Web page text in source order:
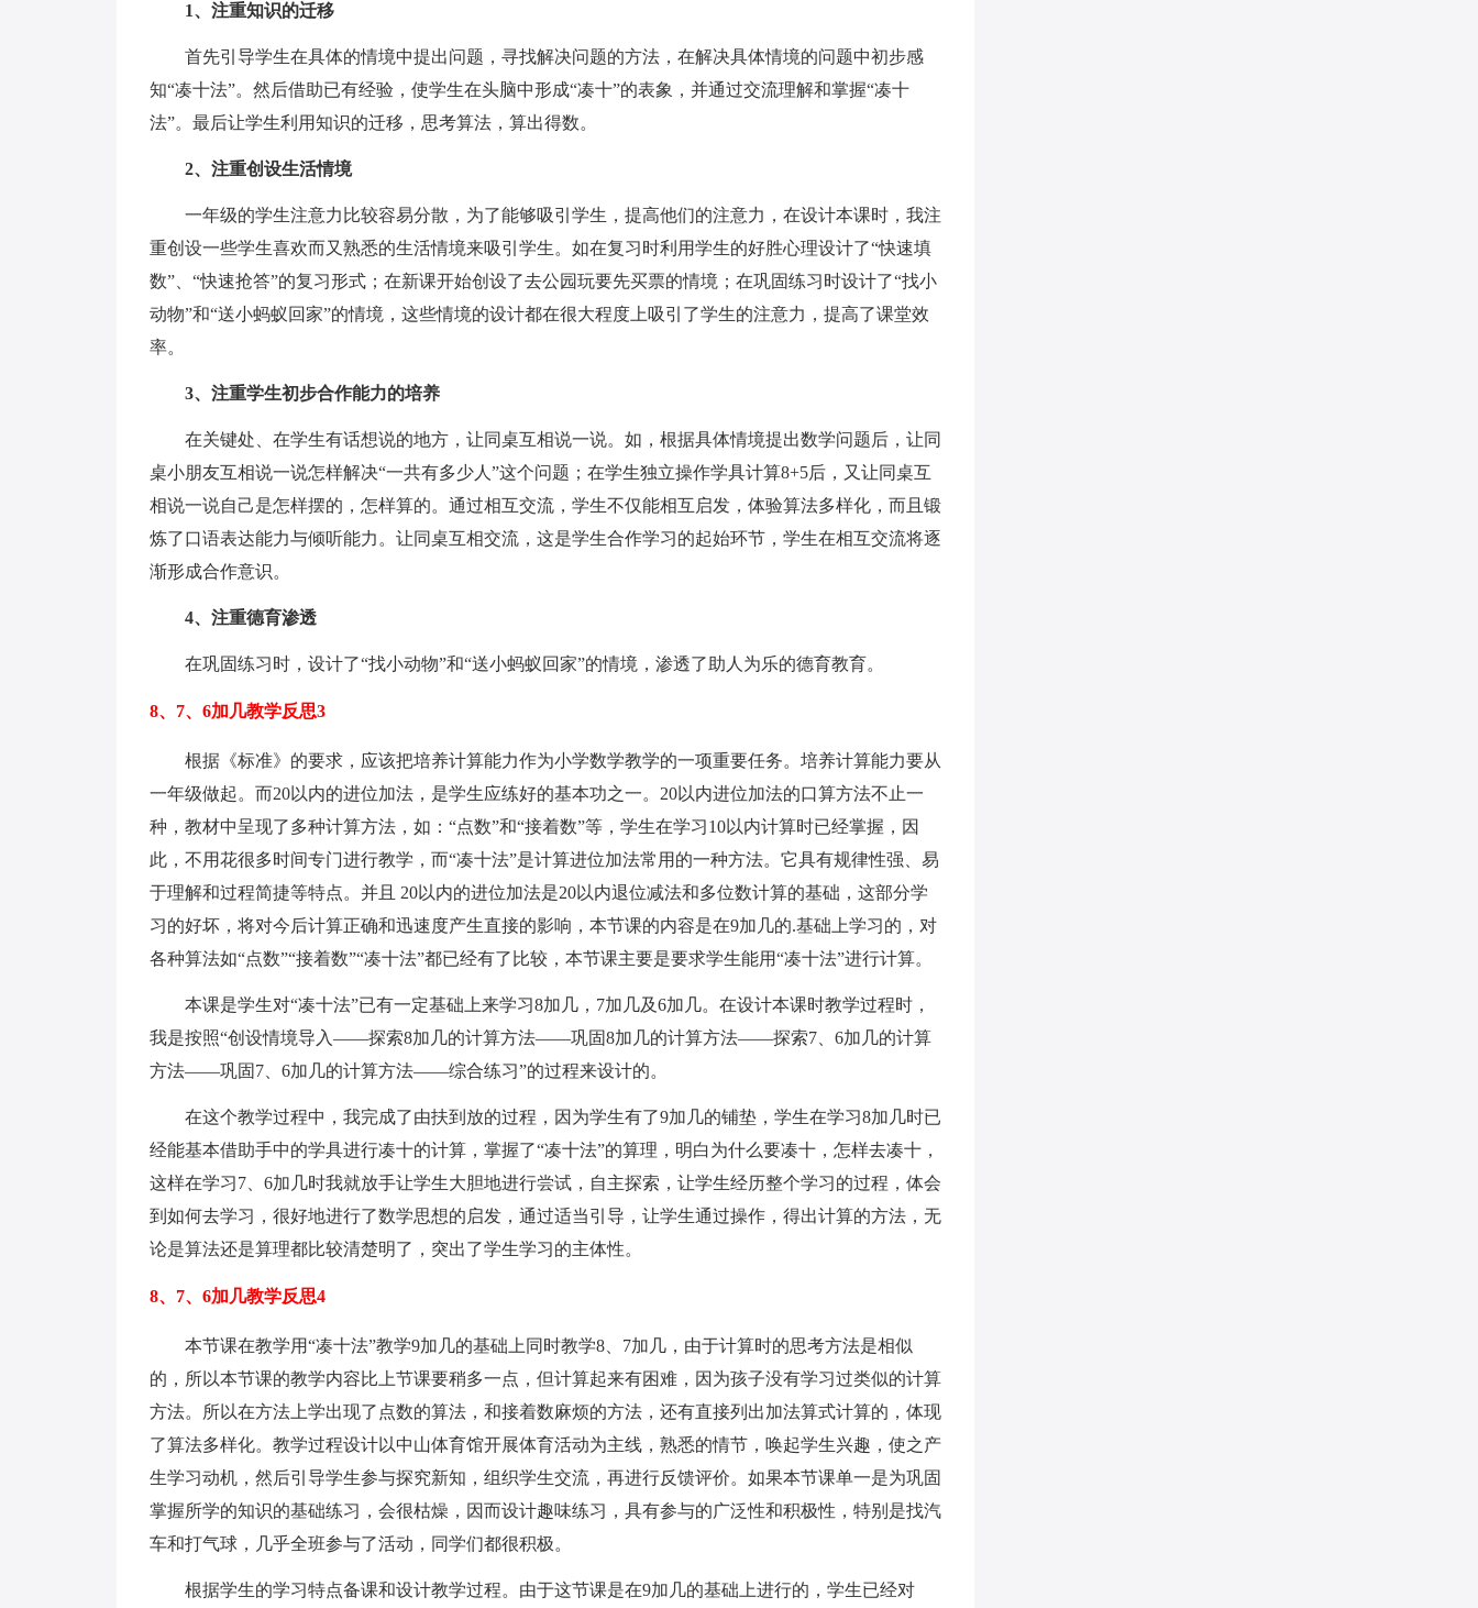
1、注重知识的迁移
首先引导学生在具体的情境中提出问题，寻找解决问题的方法，在解决具体情境的问题中初步感
知“凑十法”。然后借助已有经验，使学生在头脑中形成“凑十”的表象，并通过交流理解和掌握“凑十
法”。最后让学生利用知识的迁移，思考算法，算出得数。
2、注重创设生活情境
一年级的学生注意力比较容易分散，为了能够吸引学生，提高他们的注意力，在设计本课时，我注
重创设一些学生喜欢而又熟悉的生活情境来吸引学生。如在复习时利用学生的好胜心理设计了“快速填
数”、“快速抢答”的复习形式；在新课开始创设了去公园玩要先买票的情境；在巩固练习时设计了“找小
动物”和“送小蚂蚁回家”的情境，这些情境的设计都在很大程度上吸引了学生的注意力，提高了课堂效
率。
3、注重学生初步合作能力的培养
在关键处、在学生有话想说的地方，让同桌互相说一说。如，根据具体情境提出数学问题后，让同
桌小朋友互相说一说怎样解决“一共有多少人”这个问题；在学生独立操作学具计算8+5后，又让同桌互
相说一说自己是怎样摆的，怎样算的。通过相互交流，学生不仅能相互启发，体验算法多样化，而且锻
炼了口语表达能力与倾听能力。让同桌互相交流，这是学生合作学习的起始环节，学生在相互交流将逐
渐形成合作意识。
4、注重德育渗透
在巩固练习时，设计了“找小动物”和“送小蚂蚁回家”的情境，渗透了助人为乐的德育教育。
8、7、6加几教学反思3
根据《标准》的要求，应该把培养计算能力作为小学数学教学的一项重要任务。培养计算能力要从
一年级做起。而20以内的进位加法，是学生应练好的基本功之一。20以内进位加法的口算方法不止一
种，教材中呈现了多种计算方法，如：“点数”和“接着数”等，学生在学习10以内计算时已经掌握，因
此，不用花很多时间专门进行教学，而“凑十法”是计算进位加法常用的一种方法。它具有规律性强、易
于理解和过程简捷等特点。并且 20以内的进位加法是20以内退位减法和多位数计算的基础，这部分学
习的好坏，将对今后计算正确和迅速度产生直接的影响，本节课的内容是在9加几的.基础上学习的，对
各种算法如“点数”“接着数”“凑十法”都已经有了比较，本节课主要是要求学生能用“凑十法”进行计算。
本课是学生对“凑十法”已有一定基础上来学习8加几，7加几及6加几。在设计本课时教学过程时，
我是按照“创设情境导入——探索8加几的计算方法——巩固8加几的计算方法——探索7、6加几的计算
方法——巩固7、6加几的计算方法——综合练习”的过程来设计的。
在这个教学过程中，我完成了由扶到放的过程，因为学生有了9加几的铺垫，学生在学习8加几时已
经能基本借助手中的学具进行凑十的计算，掌握了“凑十法”的算理，明白为什么要凑十，怎样去凑十，
这样在学习7、6加几时我就放手让学生大胆地进行尝试，自主探索，让学生经历整个学习的过程，体会
到如何去学习，很好地进行了数学思想的启发，通过适当引导，让学生通过操作，得出计算的方法，无
论是算法还是算理都比较清楚明了，突出了学生学习的主体性。
8、7、6加几教学反思4
本节课在教学用“凑十法”教学9加几的基础上同时教学8、7加几，由于计算时的思考方法是相似
的，所以本节课的教学内容比上节课要稍多一点，但计算起来有困难，因为孩子没有学习过类似的计算
方法。所以在方法上学出现了点数的算法，和接着数麻烦的方法，还有直接列出加法算式计算的，体现
了算法多样化。教学过程设计以中山体育馆开展体育活动为主线，熟悉的情节，唤起学生兴趣，使之产
生学习动机，然后引导学生参与探究新知，组织学生交流，再进行反馈评价。如果本节课单一是为巩固
掌握所学的知识的基础练习，会很枯燥，因而设计趣味练习，具有参与的广泛性和积极性，特别是找汽
车和打气球，几乎全班参与了活动，同学们都很积极。
根据学生的学习特点备课和设计教学过程。由于这节课是在9加几的基础上进行的，学生已经对